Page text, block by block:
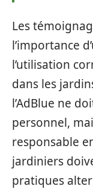
Les
l’importance
l’utilisation
dans les
l’AdBlue ne
personnel,
responsable
jardiniers
pratiques